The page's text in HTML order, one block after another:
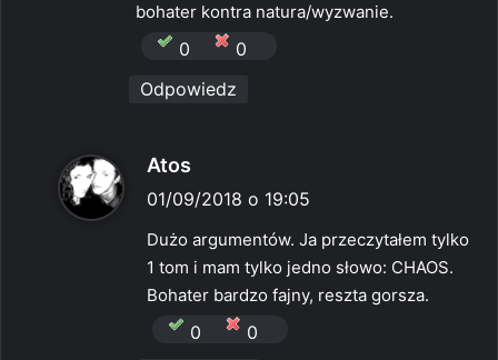
bohater kontra natura/wyzwanie.
0
0
Odpowiedz
Atos
i
z
e
01/09/2018 o 19:05
Dużo argumentów. Ja przeczytałem tylko
1 tom i mam tylko jedno słowo: CHAOS.
Bohater bardzo fajny, reszta gorsza.
0
0